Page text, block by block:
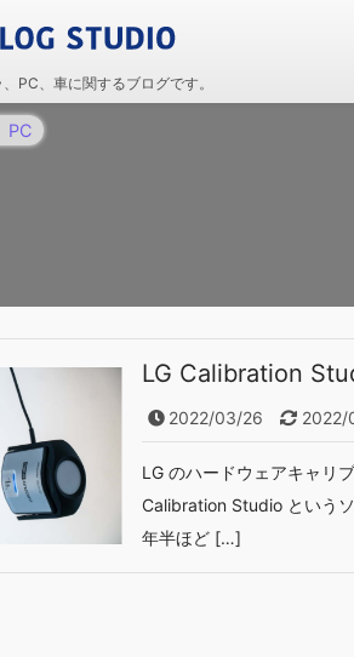
PC、車に関するブログです。
PC
LG Calibration
2022/03/26 2022/
LG のハードウェアキャリ
Calibration Studio という
年半ほど […]